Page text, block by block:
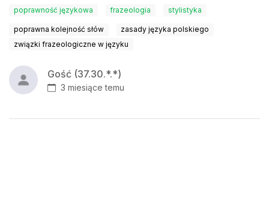
poprawność językowa frazeologia stylistyka
poprawna kolejność słów
zasady języka polskiego
związki frazeologiczne w języku
Gość (37.30.*.*)
3 miesiące temu